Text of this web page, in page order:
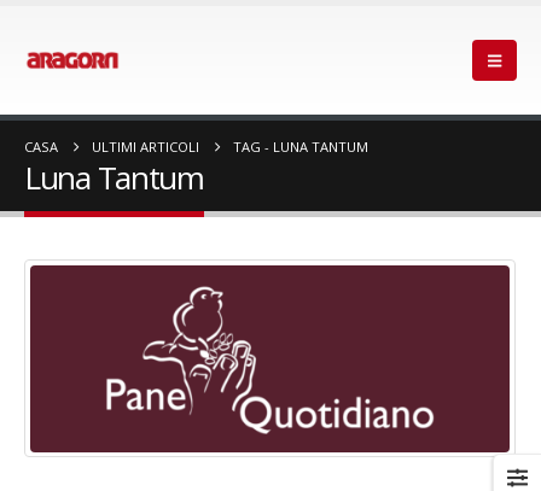
CASA ULTIMI ARTICOLI TAG - LUNA TANTUM
Luna Tantum